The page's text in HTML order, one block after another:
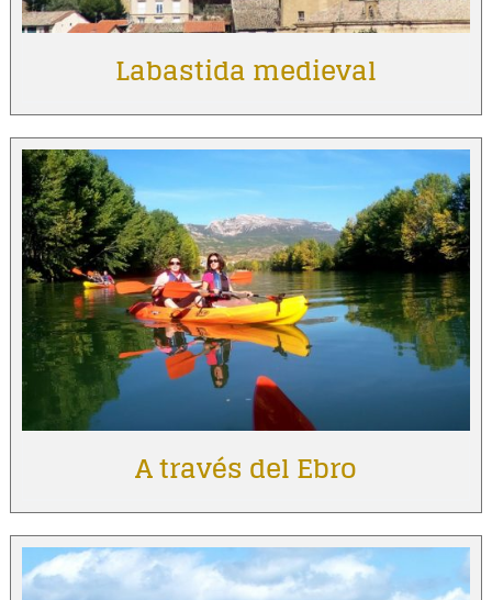
Labastida medieval
A través del Ebro